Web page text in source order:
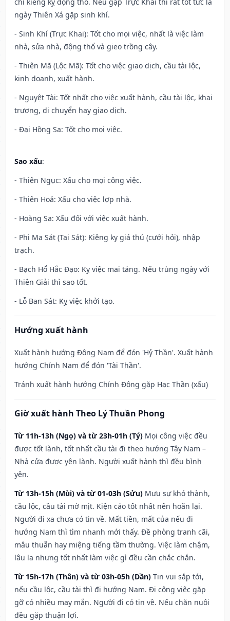
ngày Thiên Xá gặp sinh khí.
- Sinh Khí (Trực Khai): Tốt cho mọi việc, nhất là việc làm
nhà, sửa nhà, động thổ và gieo trồng cây.
- Thiên Mã (Lộc Mã): Tốt cho việc giao dịch, cầu tài lộc,
kinh doanh, xuất hành.
- Nguyệt Tài: Tốt nhất cho việc xuất hành, cầu tài lộc, khai
trương, di chuyển hay giao dịch.
- Đại Hồng Sa: Tốt cho mọi việc.
Sao xấu:
- Thiên Ngục: Xấu cho mọi công việc.
- Thiên Hoả: Xấu cho việc lợp nhà.
- Hoàng Sa: Xấu đối với việc xuất hành.
- Phi Ma Sát (Tai Sát): Kiêng kỵ giá thú (cưới hỏi), nhập
trạch.
- Bạch Hổ Hắc Đạo: Kỵ việc mai táng. Nếu trùng ngày với
Thiên Giải thì sao tốt.
- Lỗ Ban Sát: Kỵ việc khởi tạo.
Hướng xuất hành
Xuất hành hướng Đông Nam để đón 'Hỷ Thần'. Xuất hành
hướng Chính Nam để đón 'Tài Thần'.
Tránh xuất hành hướng Chính Đông gặp Hạc Thần (xấu)
Giờ xuất hành Theo Lý Thuần Phong
Từ 11h-13h (Ngọ) và từ 23h-01h (Tý) Mọi công việc đều
được tốt lành, tốt nhất cầu tài đi theo hướng Tây Nam –
Nhà cửa được yên lành. Người xuất hành thì đều bình
yên.
Từ 13h-15h (Mùi) và từ 01-03h (Sửu) Mưu sự khó thành,
cầu lộc, cầu tài mờ mịt. Kiện cáo tốt nhất nên hoãn lại.
Người đi xa chưa có tin về. Mất tiền, mất của nếu đi
hướng Nam thì tìm nhanh mới thấy. Đề phòng tranh cãi,
mâu thuẫn hay miệng tiếng tầm thường. Việc làm chậm,
lâu la nhưng tốt nhất làm việc gì đều cần chắc chắn.
Từ 15h-17h (Thân) và từ 03h-05h (Dần) Tin vui sắp tới,
nếu cầu lộc, cầu tài thì đi hướng Nam. Đi công việc gặp
gỡ có nhiều may mắn. Người đi có tin về. Nếu chăn nuôi
đều gặp thuận lợi.